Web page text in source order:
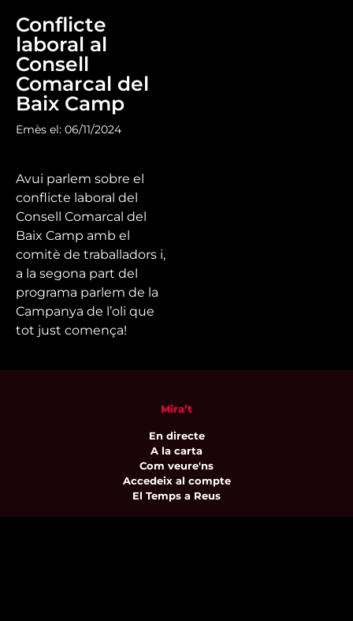
Conflicte
laboral al
Consell
Comarcal del
Baix Camp
Emès el: 06/11/2024
Avui parlem sobre el
conflicte laboral del
Consell Comarcal del
Baix Camp amb el
comitè de traballadors i,
a la segona part del
programa parlem de la
Campanya de l’oli que
tot just comença!
Mira’t
En directe
A la carta
Com veure'ns
Accedeix al compte
El Temps a Reus